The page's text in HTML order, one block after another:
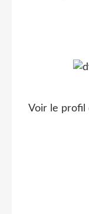
Voir le profil